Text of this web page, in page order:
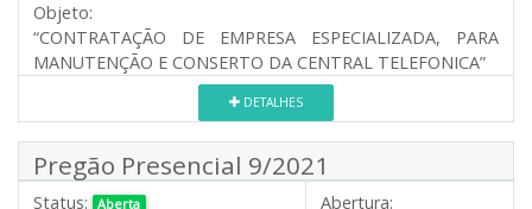
Objeto:
“CONTRATAÇÃO DE EMPRESA ESPECIALIZADA, PARA
MANUTENÇÃO E CONSERTO DA CENTRAL TELEFONICA”
DETALHES
Pregão Presencial 9/2021
Status: Aberta
Abertura: